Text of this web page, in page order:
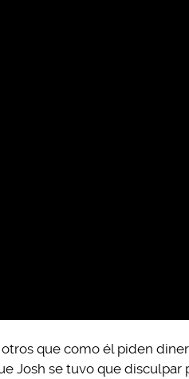
que como él piden
Josh se tuvo que disculpar